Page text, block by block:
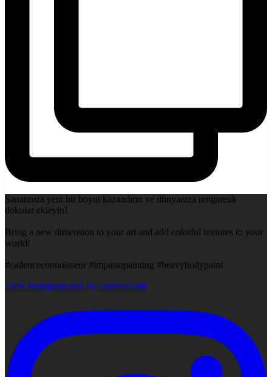
Sanatınıza yeni bir boyut kazandırın ve dünyanıza rengarenk
dokular ekleyin!
Bring a new dimension to your art and add colorful textures to your
world!
#cadenceconnoisseur #impastopainting #heavybodypaint
View Instagram post by cadencecraft